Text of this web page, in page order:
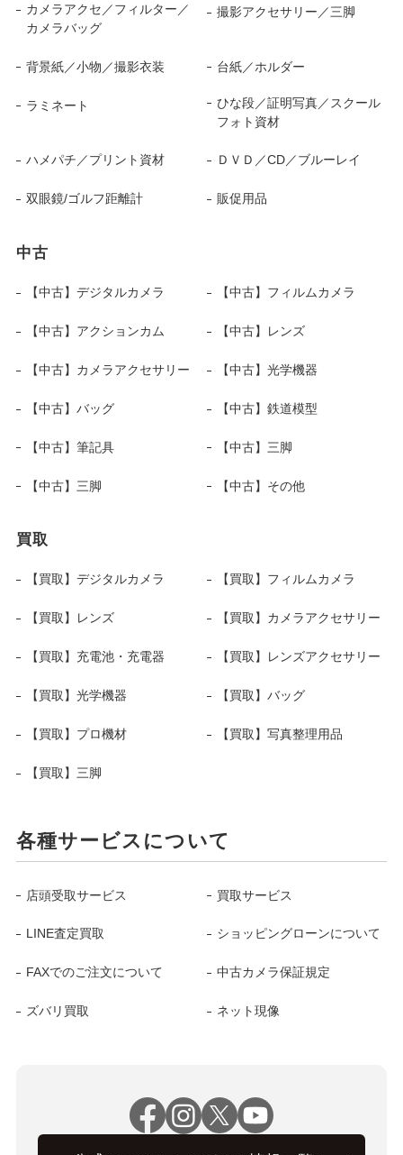
カメラアクセ／フィルター／
カメラバッグ
撮影アクセサリー／三脚
背景紙／小物／撮影衣装 台紙／ホルダー
ラミネート
ひな段／証明写真／スクール
フォト資材
ハメパチ／プリント資材 ＤＶＤ／CD／ブルーレイ
双眼鏡/ゴルフ距離計 販促用品
中古
【中古】デジタルカメラ 【中古】フィルムカメラ
【中古】アクションカム 【中古】レンズ
【中古】カメラアクセサリー 【中古】光学機器
【中古】バッグ 【中古】鉄道模型
【中古】筆記具 【中古】三脚
【中古】三脚 【中古】その他
買取
【買取】デジタルカメラ 【買取】フィルムカメラ
【買取】レンズ 【買取】カメラアクセサリー
【買取】充電池・充電器 【買取】レンズアクセサリー
【買取】光学機器 【買取】バッグ
【買取】プロ機材 【買取】写真整理用品
【買取】三脚
各種サービスについて
店頭受取サービス 買取サービス
LINE査定買取 ショッピングローンについて
FAXでのご注文について 中古カメラ保証規定
ズバリ買取 ネット現像